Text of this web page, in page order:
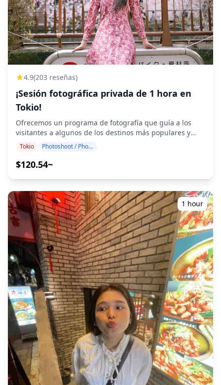
4.9(203 reseñas)
¡Sesión fotográfica privada de 1 hora en
Tokio!
Ofrecemos un programa de fotografía que guía a los
visitantes a algunos de los destinos más populares y
únicos de Tokio. Dirigido por fotógrafos altamente
de viaje, capturando composiciones naturales e
comparta su ubicación preferida con nosotros!) Las
sesiones de fotografía están disponibles en cualquier
lugar de Tokio y se pueden reservar con hasta 3 días de
antelación. Nos encargaremos de asignarle un fotógrafo
que hable inglés, chino o coreano. Los más de 100
archivos de fotos originales se entregan en el plazo de
una semana, y puede seleccionar sus 10 fotos favoritas
para su reedición. Se realizan correcciones para evocar
una atmósfera específica y, si lo desea, se pueden
realizar ajustes en el estado de ánimo y el color.
¡Permítanos capturar sus momentos especiales en Tokio
a través de nuestros servicios de fotografía! ◆
Información importante: ・Si llega tarde a la hora de
encuentro programada, la duración de la sesión y la
cantidad de fotos entregadas pueden reducirse. ・Si se
pronostica lluvia para el lugar de la sesión 3 días antes
de la fecha programada o si llueve inesperadamente el
día de la sesión, hay tres opciones disponibles: (1)
reprogramar la fecha y la hora, (2) cambiar la ubicación
o (3) cancelar la sesión. ![]
(https://assets.hldycdn.com/experiences/
Tokio Photoshoot / Photo tour
$120.54~
1 hour